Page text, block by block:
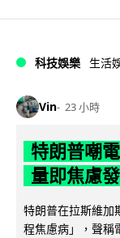
科技娛樂 生活
Vin 23 小時
特朗普嘲
量即焦慮
特朗普在拉斯維加
程焦慮病」，聲稱